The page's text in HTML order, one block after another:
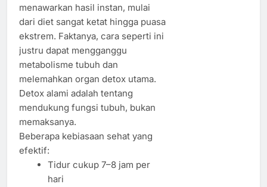
menawarkan hasil instan, mulai
dari diet sangat ketat hingga puasa
ekstrem. Faktanya, cara seperti ini
justru dapat mengganggu
metabolisme tubuh dan
melemahkan organ detox utama.
Detox alami adalah tentang
mendukung fungsi tubuh, bukan
memaksanya.
Beberapa kebiasaan sehat yang
efektif:
Tidur cukup 7–8 jam per
hari